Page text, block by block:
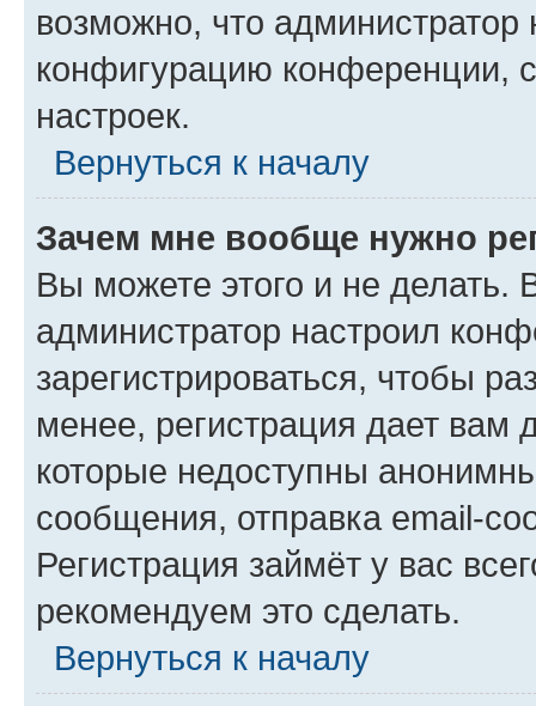
возможно, что администратор
конфигурацию конференции,
настроек.
Вернуться к началу
Зачем мне вообще нужно
Вы можете этого и не делать.
администратор настроил
зарегистрироваться, чтобы
менее, регистрация дает вам
которые недоступны
сообщения, отправка email-
Регистрация займёт у вас
рекомендуем это сделать.
Вернуться к началу